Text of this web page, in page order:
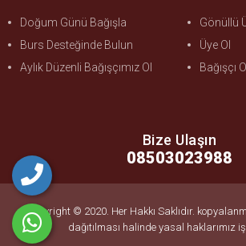
Doğum Günü Bağışla
Burs Desteğinde Bulun
Aylık Düzenli Bağışçımız Ol
Gönüllü
Üye Ol
Bağışçı Ol
Bize Ulaşın
08503023988
Copyright © 2020. Her Hakkı Saklıdır.
dağıtılması halinde yasal haklarımız